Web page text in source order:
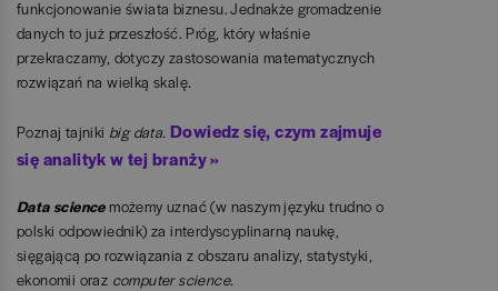
funkcjonowanie świata biznesu. Jednakże gromadzenie
danych to już przeszłość. Próg, który właśnie
przekraczamy, dotyczy zastosowania matematycznych
rozwiązań na wielką skalę.
Poznaj tajniki big data.Dowiedz się, czym zajmuje
się analityk w tej branży »
Data sciencemożemy uznać (w naszym języku trudno o
polski odpowiednik) za interdyscyplinarną naukę,
sięgającą po rozwiązania z obszaru analizy, statystyki,
ekonomii oraz computer science.